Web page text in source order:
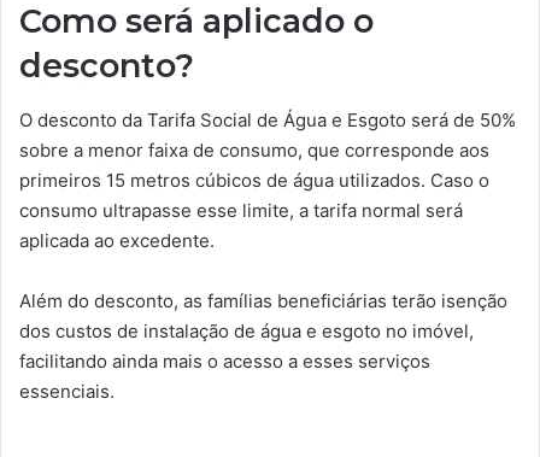
Como será aplicado o
desconto?
O desconto da Tarifa Social de Água e Esgoto será de 50%
sobre a menor faixa de consumo, que corresponde aos
primeiros 15 metros cúbicos de água utilizados. Caso o
consumo ultrapasse esse limite, a tarifa normal será
aplicada ao excedente.
Além do desconto, as famílias beneficiárias terão isenção
dos custos de instalação de água e esgoto no imóvel,
facilitando ainda mais o acesso a esses serviços
essenciais.